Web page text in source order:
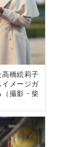
高橋絵莉子
イメージガ
（撮影・柴